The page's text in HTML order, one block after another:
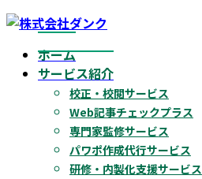
コ
ナ
ホーム
サービス紹介
校正・校閲サービス
Web記事チェックプラス
専門家監修サービス
パワポ作成代行サービス
研修・内製化支援サービス